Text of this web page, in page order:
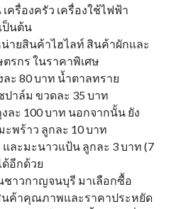
ครื่องครัว เครื่องใช้ไฟฟ้า
ป็นต้น
ายสินค้าไฮไลท์ สินค้าผักและ
รกร ในราคาพิเศษ
ะ 80 บาท น้ำตาลทราย
าล์ม ขวดละ 35 บาท
ละ 100 บาท นอกจากนั้น ยัง
ะพร้าว ลูกละ 10 บาท
ละมะนาวแป้น ลูกละ 3 บาท (7
ด้อีกด้วย
าวกาญจนบุรี มาเลือกซื้อ
นค้าคุณภาพและราคาประหยัด